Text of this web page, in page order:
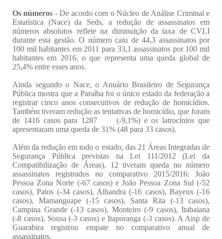
Os números - De acordo com o Núcleo de Análise Criminal e
Estatística (Nace) da Seds, a redução de assassinatos em
números absolutos reflete na diminuição da taxa de CVLI
durante esta gestão. O número caiu de 44,3 assassinatos por
100 mil habitantes em 2011 para 33,1 assassinatos por 100 mil
habitantes em 2016, o que representa uma queda global de
25,4% entre esses anos.
Ainda segundo o Nace, o Anuário Brasileiro de Segurança
Pública mostra que a Paraíba foi o único estado da federação a
registrar cinco anos consecutivos de redução de homicídios.
Também tiveram redução as tentativas de homicídio, que foram
de 1416 casos para 1287 (-9,1%) e os latrocínios que
apresentaram uma queda de 31% (48 para 33 casos).
Além da redução em todo o estado, das 21 Áreas Integradas de
Segurança Pública previstas na Lei 111/2012 (Lei da
Compatibilização de Áreas), 12 tiveram queda no número
assassinatos registrados no comparativo 2015/2016: João
Pessoa Zona Norte (-67 casos) e João Pessoa Zona Sul (-52
casos), Patos (-34 casos), Alhandra (-16 casos), Bayeux (-16
casos), Mamanguape (-15 casos), Santa Rita (-13 casos),
Campina Grande (-13 casos), Monteiro (-9 casos), Itabaiana
(-8 casos), Sousa (-3 casos) e Itaporanga (-3 casos). A Aisp de
Guarabira registrou empate no comparativo anual de
assassinatos.